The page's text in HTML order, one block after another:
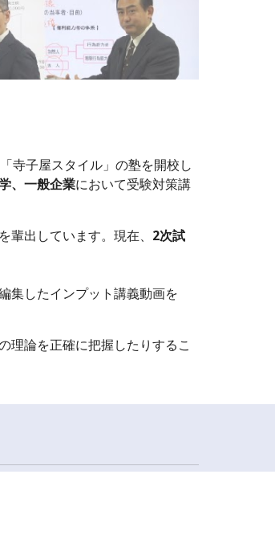
寺子屋スタイル」の塾を開校し
、一般企業において受験対策講
出しています。現在、 2次試
集したインプット講義動画を
理論を正確に把握したりするこ